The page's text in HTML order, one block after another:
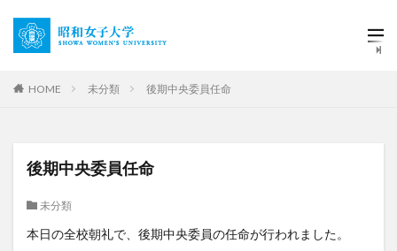
HOME 未分類 後期中央委員任命
後期中央委員任命
未分類
本日の全校朝礼で、後期中央委員の任命が行われました。